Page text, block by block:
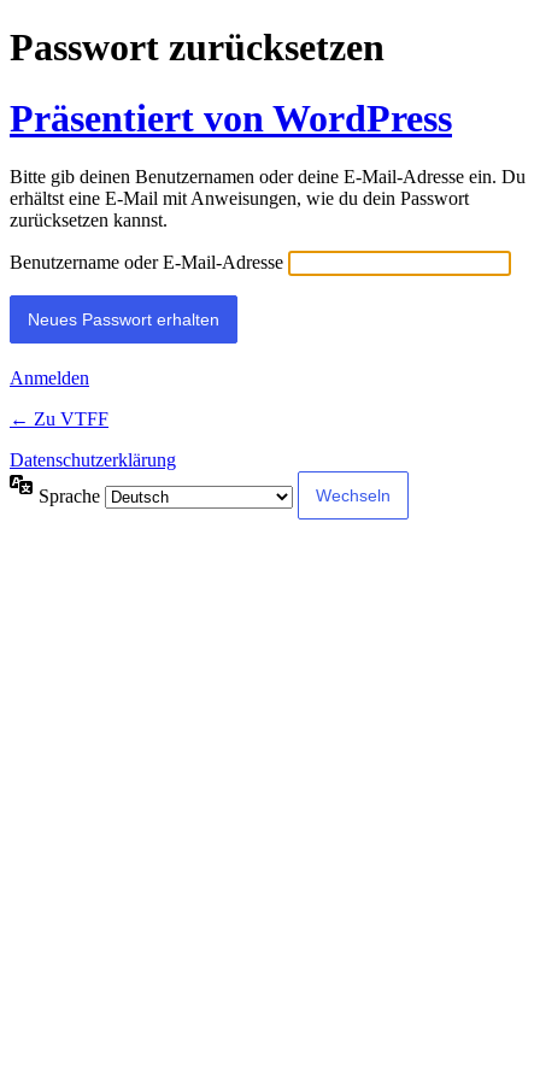
Passwort zurücksetzen
Präsentiert von WordPress
Bitte gib deinen Benutzernamen oder deine E-Mail-Adresse ein. Du
erhältst eine E-Mail mit Anweisungen, wie du dein Passwort
zurücksetzen kannst.
Benutzername oder E-Mail-Adresse
Anmelden
← Zu VTFF
Datenschutzerklärung
Sprache